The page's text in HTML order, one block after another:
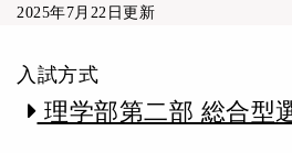
2025年7月22日更新
入試方式
理学部第二部 総合型